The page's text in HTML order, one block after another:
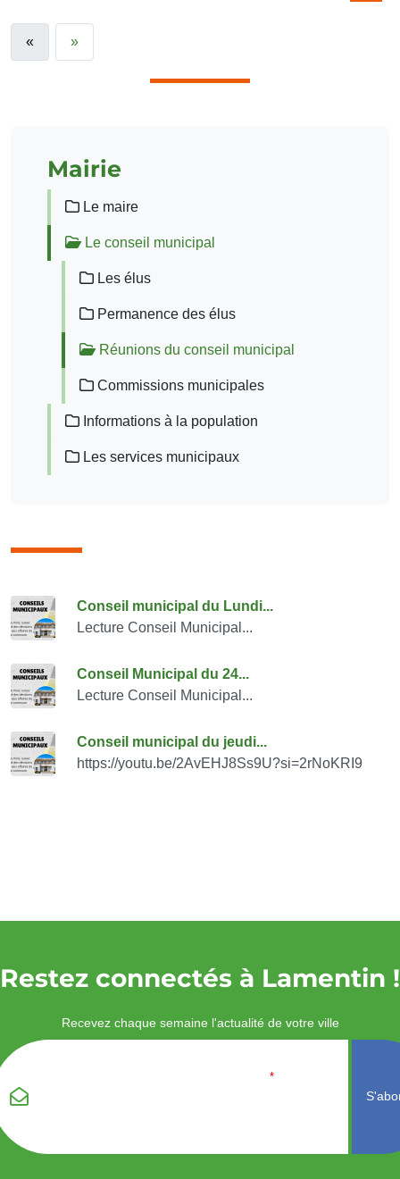
« »
Mairie
Le maire
Le conseil municipal
Les élus
Permanence des élus
Réunions du conseil municipal
Commissions municipales
Informations à la population
Les services municipaux
Consulter également
Conseil municipal du Lundi...
Lecture Conseil Municipal...
Conseil Municipal du 24...
Lecture Conseil Municipal...
Conseil municipal du jeudi...
https://youtu.be/2AvEHJ8Ss9U?si=2rNoKRI9
Restez connectés à Lamentin !
Recevez chaque semaine l'actualité de votre ville
*